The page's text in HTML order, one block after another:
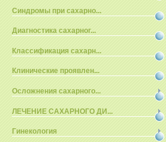
Синдромы при сахарно...
Диагностика сахарног...
Классификация сахарн...
Клинические проявлен...
Осложнения сахарного...
ЛЕЧЕНИЕ САХАРНОГО ДИ...
Гинекология